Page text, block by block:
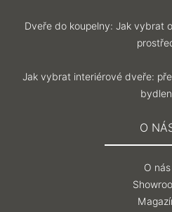
Dveře do koupelny: Jak vybrat
Jak vybrat interiérové dveře:
O
O nás